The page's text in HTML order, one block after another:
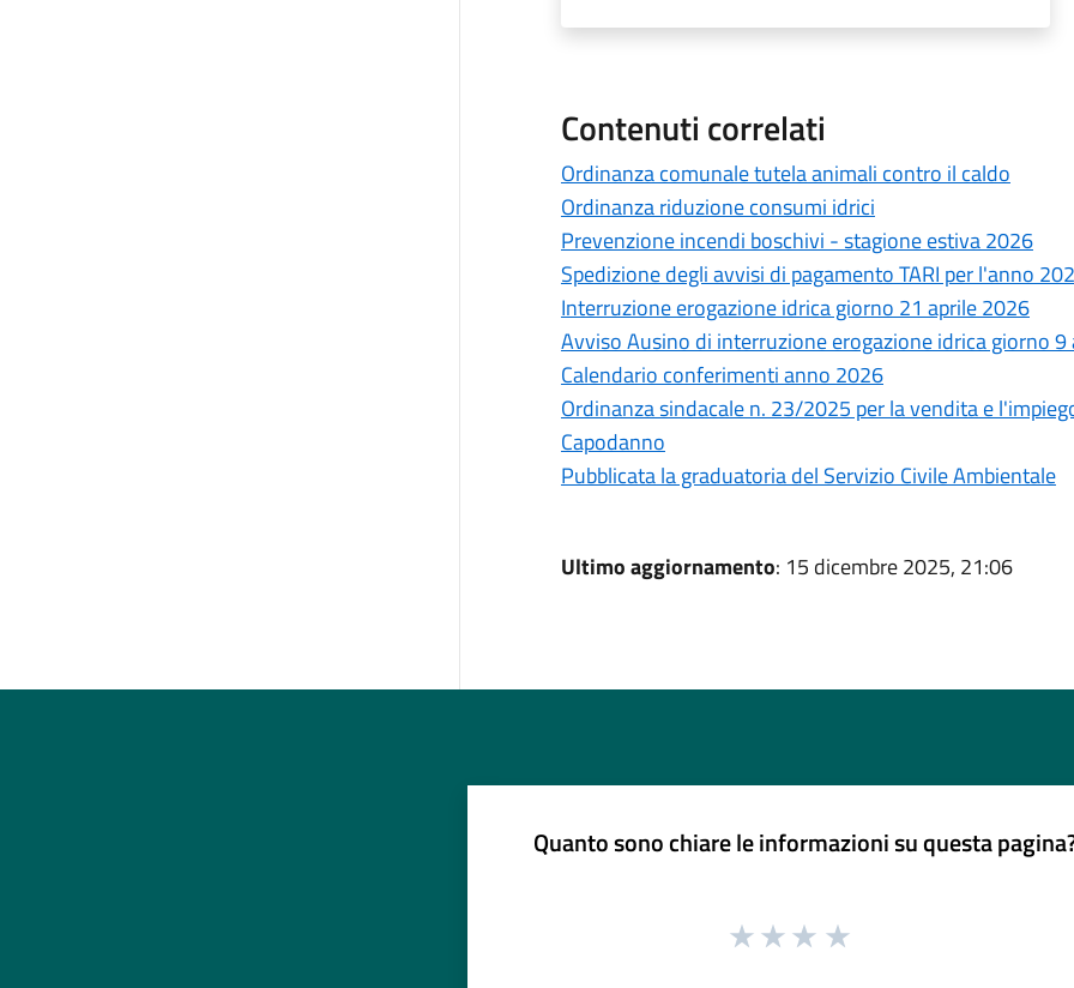
Contenuti correlati
Ordinanza comunale tutela animali contro il caldo
Ordinanza riduzione consumi idrici
Prevenzione incendi boschivi - stagione estiva 2026
Spedizione degli avvisi di pagamento TARI per l'anno
Interruzione erogazione idrica giorno 21 aprile 2026
Avviso Ausino di interruzione erogazione idrica giorno
Calendario conferimenti anno 2026
Ordinanza sindacale n. 23/2025 per la vendita e
Capodanno
Pubblicata la graduatoria del Servizio Civile Ambientale
Ultimo aggiornamento: 15 dicembre 2025, 21:06
Quanto sono chiare le informazioni su questa